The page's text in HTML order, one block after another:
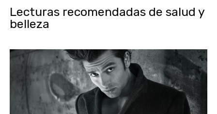
Lecturas recomendadas de salud y
belleza